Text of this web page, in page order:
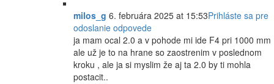
milos_g 6. februára 2025 at 15:53Prihláste sa pre
odoslanie odpovede
ja mam ocal 2.0 a v pohode mi ide F4 pri 1000 mm
ale už je to na hrane so zaostrenim v poslednom
kroku , ale ja si myslim že aj ta 2.0 by ti mohla
postacit..